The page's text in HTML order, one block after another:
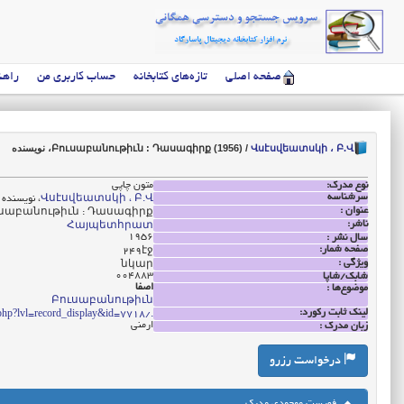
صفحه اصلی تازه‌های کتابخانه حساب کاربری من
Բուսաբանութիւն : Դասագիրք (1956) / Վսէսվեատսկի ، Բ.Վ ، نویسنده
نوع مدرک:
متون چاپی
سرشناسه
Վսէսվեատսկի ، Բ.Վ، نویسنده
عنوان :
: Դասագիրք
ناشر:
Հայպետհրատ
سال نشر :
1956
صفحه شمار:
249էջ
ویژگی :
նկար
شابک/شاپا
004883
موضوع‌ها :
اصفا
Բուսաբանութիւն
لینک ثابت رکورد:
./index.php?lvl=record_display&id=7718
زبان مدرک :
ارمنی
درخواست رزرو